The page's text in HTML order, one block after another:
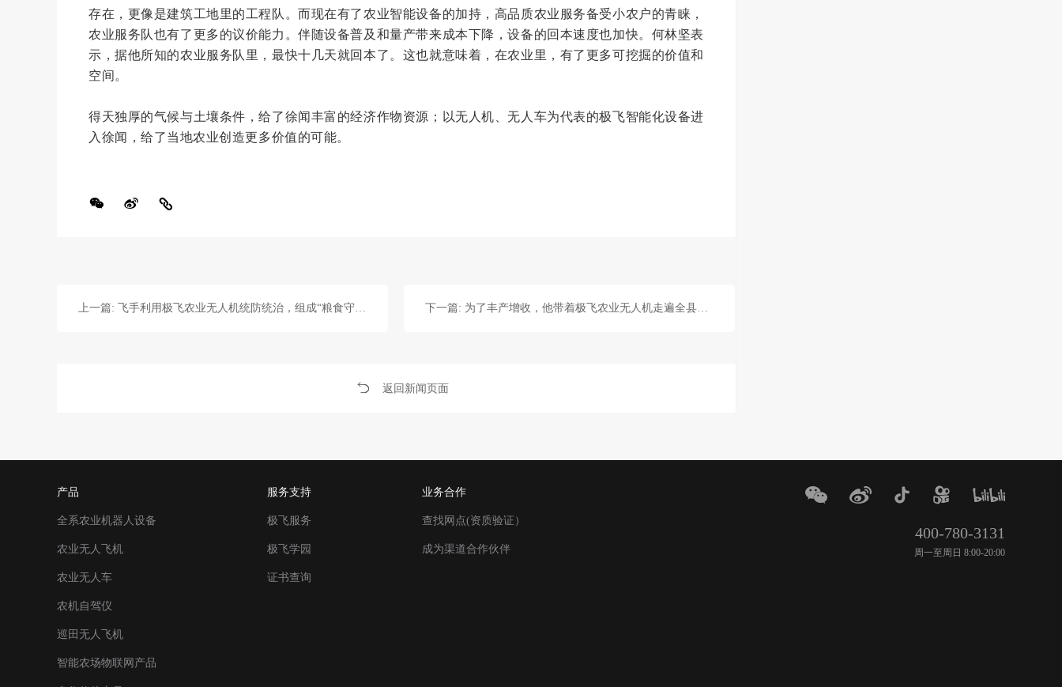
存在，更像是建筑工地里的工程队。而现在有了农业智能设备的加持，高品质农业服务备受小农户的青睐，
农业服务队也有了更多的议价能力。伴随设备普及和量产带来成本下降，设备的回本速度也加快。何林坚表
示，据他所知的农业服务队里，最快十几天就回本了。这也就意味着，在农业里，有了更多可挖掘的价值和
空间。
得天独厚的气候与土壤条件，给了徐闻丰富的经济作物资源；以无人机、无人车为代表的极飞智能化设备进
入徐闻，给了当地农业创造更多价值的可能。
下一篇: 为了丰产增收，他带着极飞农业无人机走遍全县农田
返回新闻页面
产品
全系农业机器人设备
农业无人飞机
农业无人车
农机自驾仪
巡田无人飞机
智能农场物联网产品
服务支持
极飞服务
极飞学园
证书查询
业务合作
查找网点(资质验证）
成为渠道合作伙伴
400-780-3131
周一至周日 8:00-20:00